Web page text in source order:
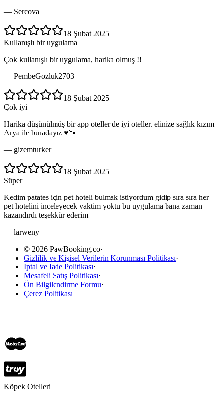
— Sercova
18 Şubat 2025
Kullanışlı bir uygulama
Çok kullanışlı bir uygulama, harika olmuş !!
— PembeGozluk2703
18 Şubat 2025
Çok iyi
Harika düşünülmüş bir app oteller de iyi oteller. elinize sağlık kızım
Arya ile buradayız ♥️🐾
— gizemturker
18 Şubat 2025
Süper
Kedim patates için pet hoteli bulmak istiyordum gidip sıra sıra her
pet hotelini inceleyecek vaktim yoktu bu uygulama bana zaman
kazandırdı teşekkür ederim
— larweny
© 2026 PawBooking.co·
Gizlilik ve Kişisel Verilerin Korunması Politikası·
İptal ve İade Politikası·
Mesafeli Satış Politikası·
Ön Bilgilendirme Formu·
Çerez Politikası
Köpek Otelleri